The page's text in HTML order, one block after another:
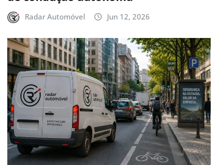
Radar Automóvel Jun 12, 2026